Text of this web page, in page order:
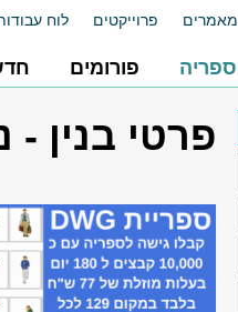
מאמרים פרוייקטים לוח
ספריה פורומים
פרטי בנין